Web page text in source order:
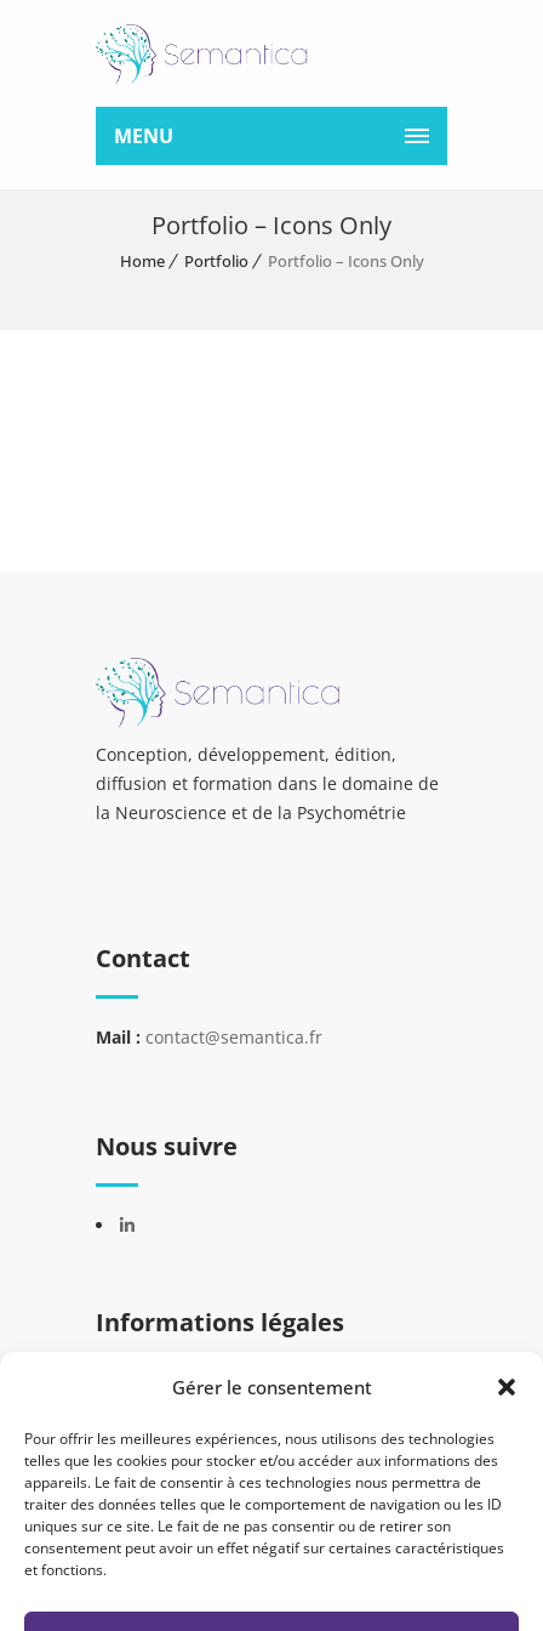
Gérer le consentement
Pour offrir les meilleures expériences, nous utilisons des technologies
telles que les cookies pour stocker et/ou accéder aux informations des
appareils. Le fait de consentir à ces technologies nous permettra de
traiter des données telles que le comportement de navigation ou les ID
uniques sur ce site. Le fait de ne pas consentir ou de retirer son
consentement peut avoir un effet négatif sur certaines caractéristiques
et fonctions.
MENU
Portfolio – Icons Only
Home Portfolio Portfolio – Icons Only
Conception, développement, édition,
diffusion et formation dans le domaine de
la Neuroscience et de la Psychométrie
Contact
Mail : contact@semantica.fr
Nous suivre
Informations légales
Mentions légales
Politique de confidentialité